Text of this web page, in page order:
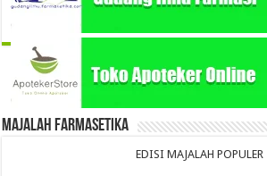
Majalah Farmasetika
EDISI MAJALAH POPULER